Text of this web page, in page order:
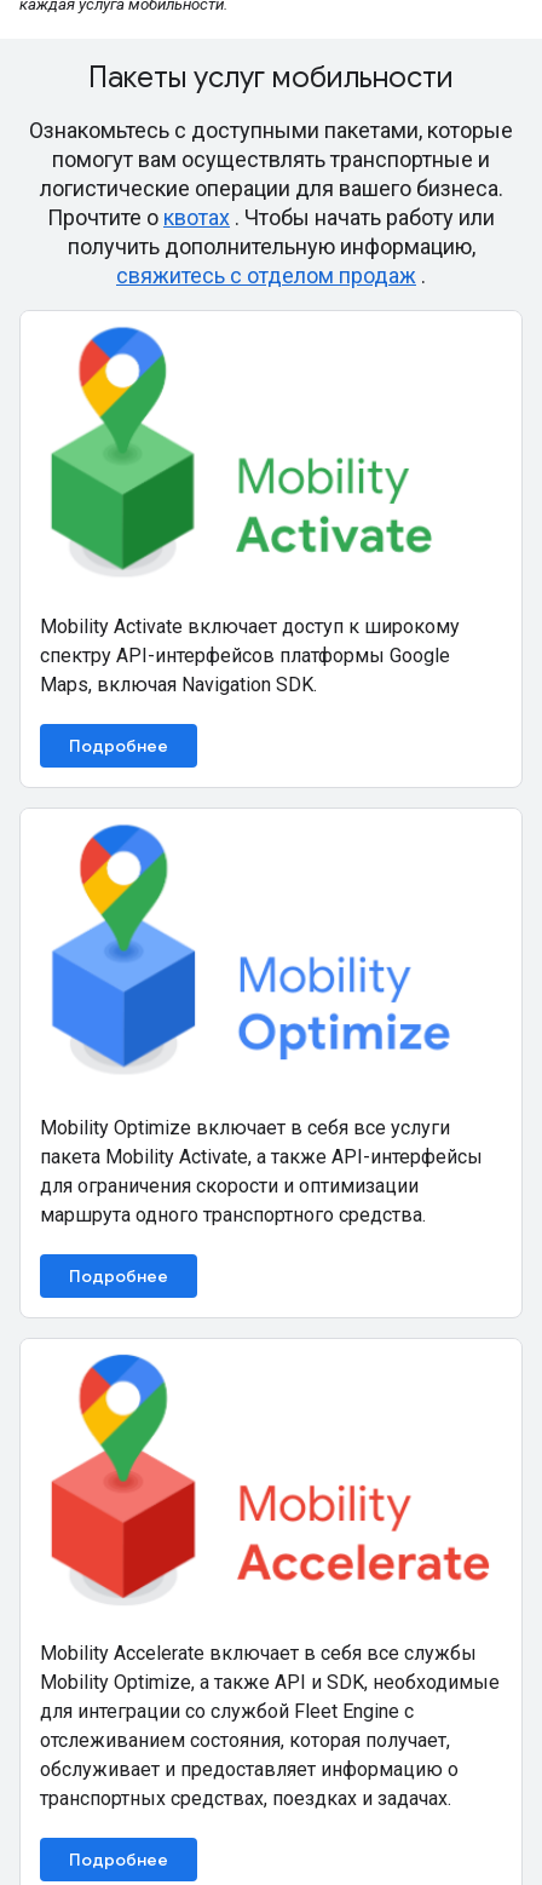
каждая услуга мобильности.
Пакеты услуг мобильности
Ознакомьтесь с доступными пакетами, которые
помогут вам осуществлять транспортные и
логистические операции для вашего бизнеса.
Прочтите о квотах . Чтобы начать работу или
получить дополнительную информацию,
свяжитесь с отделом продаж .
Mobility Activate включает доступ к широкому
спектру API-интерфейсов платформы Google
Maps, включая Navigation SDK.
Подробнее
Mobility Optimize включает в себя все услуги
пакета Mobility Activate, а также API-интерфейсы
для ограничения скорости и оптимизации
маршрута одного транспортного средства.
Подробнее
Mobility Accelerate включает в себя все службы
Mobility Optimize, а также API и SDK, необходимые
для интеграции со службой Fleet Engine с
отслеживанием состояния, которая получает,
обслуживает и предоставляет информацию о
транспортных средствах, поездках и задачах.
Подробнее